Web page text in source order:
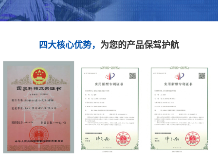
四大核心优势， 为您的产品保驾护航